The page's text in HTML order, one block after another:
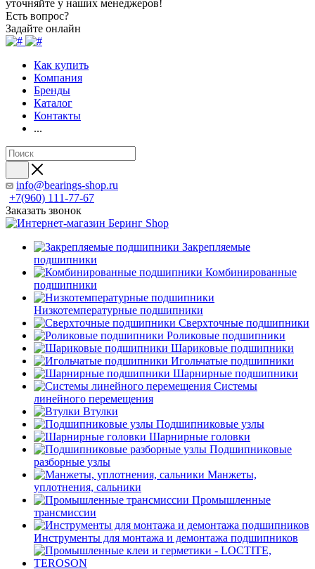
уточняйте у наших менеджеров!
Есть вопрос?
Задайте онлайн
Как купить
Компания
Бренды
Каталог
Контакты
...
info@bearings-shop.ru
+7(960) 111-77-67
Заказать звонок
Закрепляемые
подшипники
Комбинированные
подшипники
Низкотемпературные подшипники
Сверхточные подшипники
Роликовые подшипники
Шариковые подшипники
Игольчатые подшипники
Шарнирные подшипники
Системы
линейного перемещения
Втулки
Подшипниковые узлы
Шарнирные головки
Подшипниковые
разборные узлы
Манжеты,
уплотнения, сальники
Промышленные
трансмиссии
Инструменты для монтажа и демонтажа подшипников